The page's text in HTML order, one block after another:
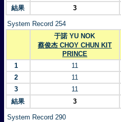
結果
3
System Record 254
于諾 YU NOK
蔡俊杰 CHOY CHUN KIT
PRINCE
1 11
2
11
3
11
結果
3
System Record 290